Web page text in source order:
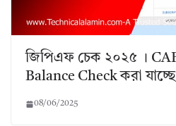
জিপিএফ চেক ২০২৫ ।
Balance Check করা
08/06/2025